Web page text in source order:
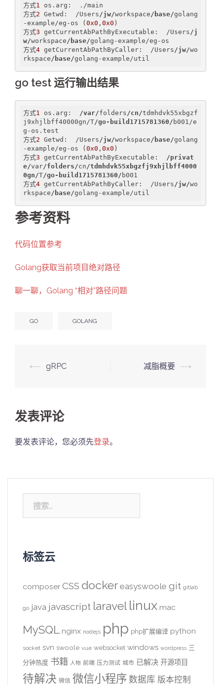
方式1 os.arg:  ./main
方式2 Getwd:  /Users/jw/workspace/base/golang
-example/eg-os ( 0x0 , 0x0 )
方式3 getCurrentAbPathByExecutable:  /Users/j
w/workspace/base/golang-example/eg-os
方式4 getCurrentAbPathByCaller:  /Users/jw/wo
rkspace/base/golang-example/util
go test 运行输出结果
方式1 os.arg: /var/folders/cn/tdmhdvk55xbgzf
j9xhjlbff40000gn/T/go-build1715781360/ b001/e
g-os.test
方式2 Getwd:  /Users/jw/workspace/base/golang
-example/eg-os ( 0x0 , 0x0 )
方式3 getCurrentAbPathByExecutable: /privat
e/var/folders/cn/tdmhdvk55xbgzfj9xhjlbff4000
0gn/T/go-build1715781360/ b001
方式4 getCurrentAbPathByCaller:  /Users/jw/wo
rkspace/base/golang-example/util
参考资料
代码位置参考
Golang获取当前项目绝对路径
聊一聊，Golang “相对”路径问题
GO GOLANG
Post
⟵ gRPC 减脂概要 ⟶
发表评论
要发表评论，您必须先登录。
索：
标签云
composer CSS docker easyswoole git gitlab
go java javascript laravel linux mac
MySQL nginx nodejs php php扩展编译 python
socket svn swoole vue websocket windows wordpress 三
分钟热度 书籍 人物 前端 压力测试 城市 已解决 开源项目
待解决 微信 微信小程序 数据库 版本控制